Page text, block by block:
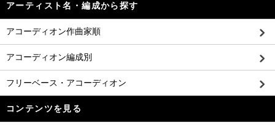
アーティスト名・編成から探す
アコーディオン作曲家順
アコーディオン編成別
フリーベース・アコーディオン
コンテンツを見る